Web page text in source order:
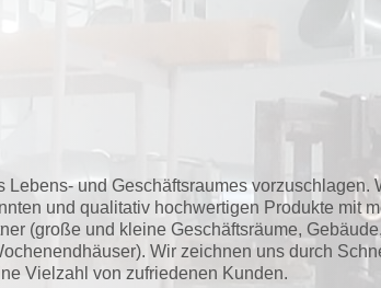
und Geschäftsraumes vorzuschlagen.
und qualitativ hochwertigen Produkte mit
(große und kleine Geschäftsräume,
Wir zeichnen uns durch
Vielzahl von zufriedenen Kunden.